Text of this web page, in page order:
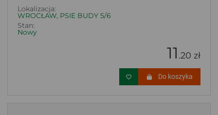
Lokalizacja:
WROCŁAW, PSIE BUDY 5/6
Stan:
Nowy
11 .20 zł
Do koszyka